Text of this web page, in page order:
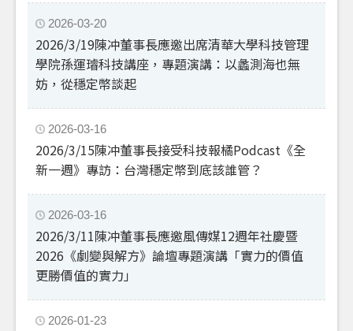
2026-03-20
2026/3/19陳冲董事長應邀出席清華大學科技管理
學院孫運璿科技講座，專題演講：以蠡測海也無
妨，從穩定幣談起
2026-03-16
2026/3/15陳冲董事長接受科技報橘Podcast《全
新一週》專訪：台灣穩定幣到底該誰管？
2026-03-16
2026/3/11陳冲董事長應邀風傳媒12週年社慶暨
2026《劇變與解方》論壇專題演講「實力的價值
更勝價值的實力」
2026-01-23